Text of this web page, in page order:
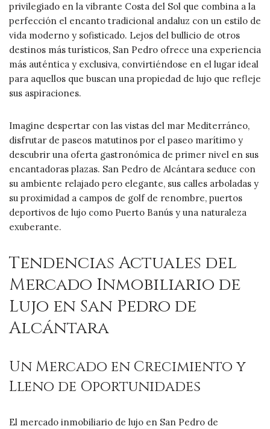
privilegiado en la vibrante Costa del Sol que combina a la
perfección el encanto tradicional andaluz con un estilo de
vida moderno y sofisticado. Lejos del bullicio de otros
destinos más turísticos, San Pedro ofrece una experiencia
más auténtica y exclusiva, convirtiéndose en el lugar ideal
para aquellos que buscan una propiedad de lujo que refleje
sus aspiraciones.
Imagine despertar con las vistas del mar Mediterráneo,
disfrutar de paseos matutinos por el paseo marítimo y
descubrir una oferta gastronómica de primer nivel en sus
encantadoras plazas. San Pedro de Alcántara seduce con
su ambiente relajado pero elegante, sus calles arboladas y
su proximidad a campos de golf de renombre, puertos
deportivos de lujo como Puerto Banús y una naturaleza
exuberante.
Tendencias Actuales del
Mercado Inmobiliario de
Lujo en San Pedro de
Alcántara
Un Mercado en Crecimiento y
Lleno de Oportunidades
El mercado inmobiliario de lujo en San Pedro de